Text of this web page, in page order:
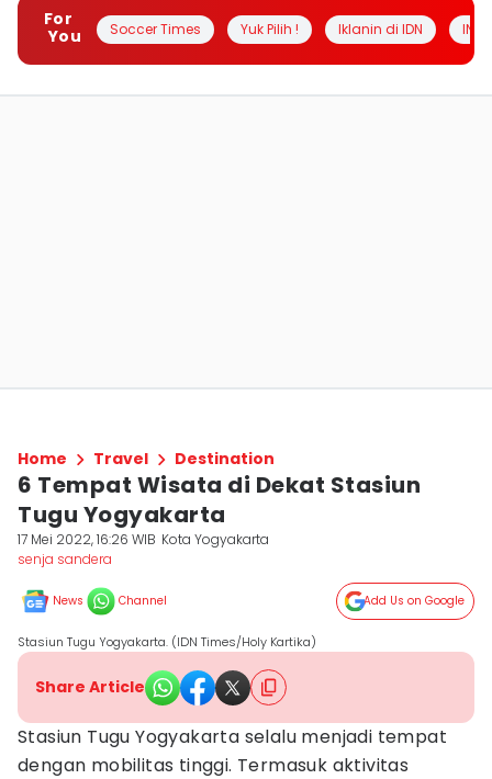
For
You
Soccer Times Yuk Pilih ! Iklanin di IDN
Home Travel Destination
6 Tempat Wisata di Dekat Stasiun
Tugu Yogyakarta
17 Mei 2022, 16:26 WIB Kota Yogyakarta
senja sandera
News Channel Add Us on Google
Stasiun Tugu Yogyakarta. (IDN Times/Holy Kartika)
Share Article
Stasiun Tugu Yogyakarta selalu menjadi tempat
dengan mobilitas tinggi. Termasuk aktivitas